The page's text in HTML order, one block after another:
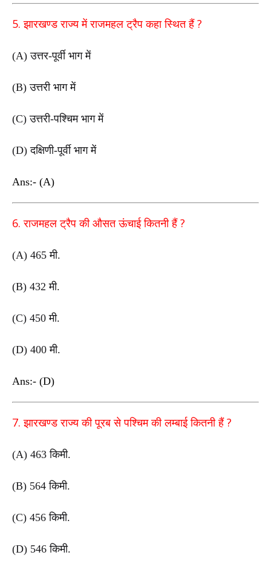
5.झारखण्ड राज्य में राजमहल ट्रैप कहा स्थित हैं ?
(A)उत्तर-पूर्वी भाग में
(B)उत्तरी भाग में
(C)उत्तरी-पश्चिम भाग में
(D)दक्षिणी-पूर्वी भाग में
Ans:- (A)
6.राजमहल ट्रैप की औसत ऊंचाई कितनी हैं ?
(A) 465मी.
(B) 432मी.
(C) 450मी.
(D) 400मी.
Ans:- (D)
7.झारखण्ड राज्य की पूरब से पश्चिम की लम्बाई कितनी हैं ?
(A) 463किमी.
(B) 564किमी.
(C) 456किमी.
(D) 546किमी.